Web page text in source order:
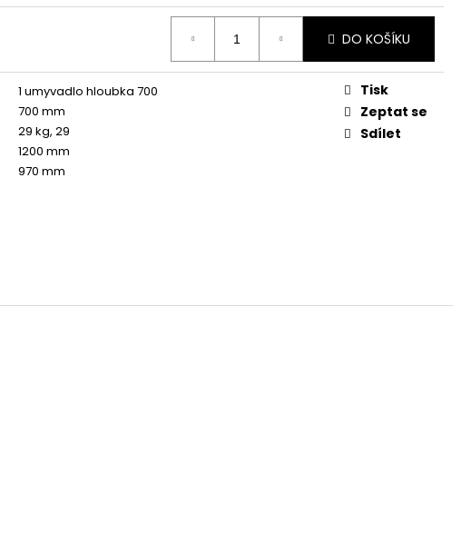
DO KOŠÍKU
1 umyvadlo hloubka 700
700 mm
29 kg, 29
1200 mm
970 mm
Tisk
Zeptat se
Sdílet